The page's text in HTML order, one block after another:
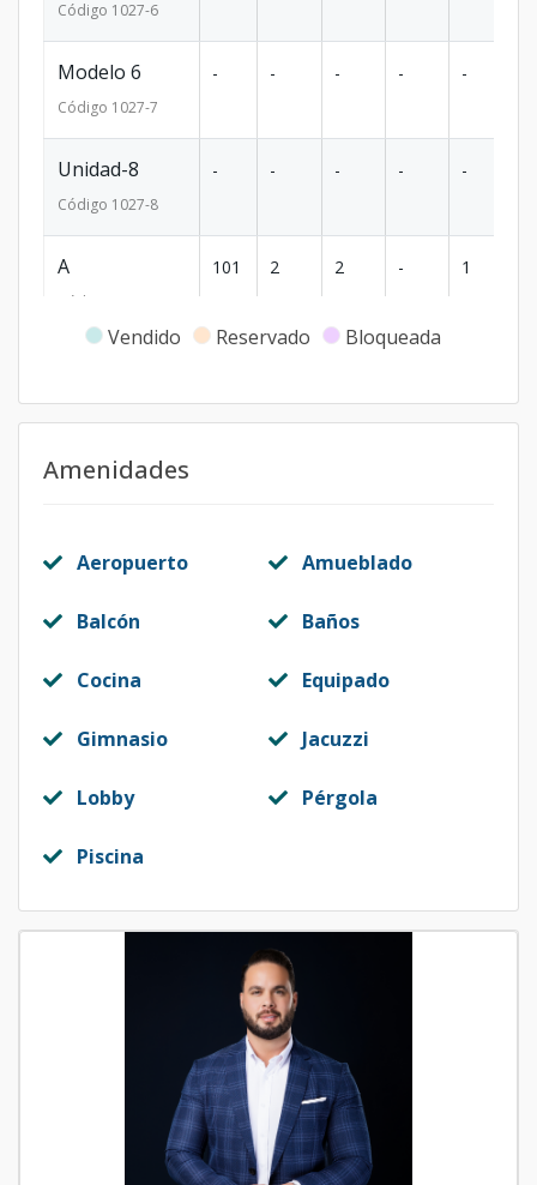
Código 1027-6
Modelo 6
Código 1027-7
- - - - -
Unidad-8
Código 1027-8
- - - - -
A
Código
101 2 2 - 1
Vendido Reservado Bloqueada
Amenidades
Aeropuerto Amueblado
Balcón Baños
Cocina Equipado
Gimnasio Jacuzzi
Lobby Pérgola
Piscina